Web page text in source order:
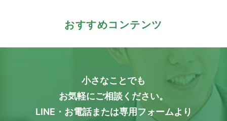
おすすめコンテンツ
小さなことでも
お気軽にご相談ください。
LINE・お電話または専用フォームより